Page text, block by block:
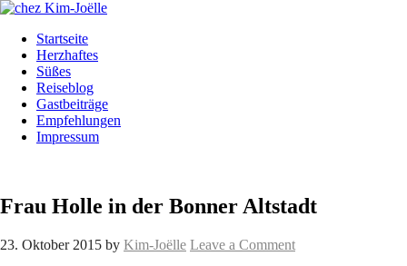
Startseite
Herzhaftes
Süßes
Reiseblog
Gastbeiträge
Empfehlungen
Impressum
Frau Holle in der Bonner Altstadt
23. Oktober 2015 by Kim-Joëlle Leave a Comment